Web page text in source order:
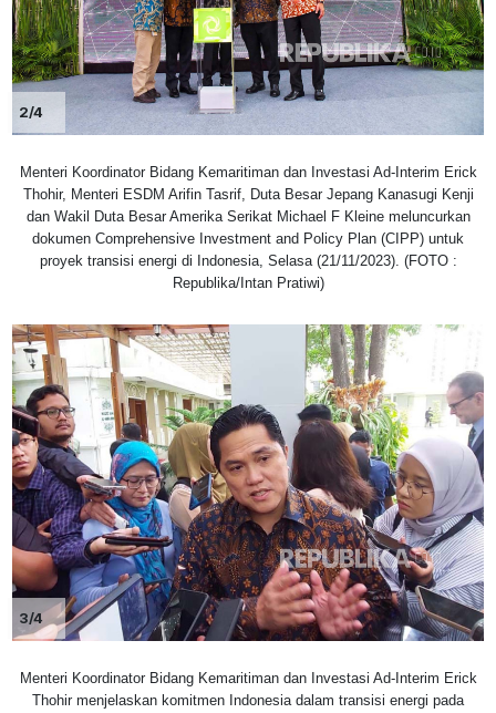
2/4
Menteri Koordinator Bidang Kemaritiman dan Investasi Ad-Interim Erick
Thohir, Menteri ESDM Arifin Tasrif, Duta Besar Jepang Kanasugi Kenji
dan Wakil Duta Besar Amerika Serikat Michael F Kleine meluncurkan
dokumen Comprehensive Investment and Policy Plan (CIPP) untuk
proyek transisi energi di Indonesia, Selasa (21/11/2023). (FOTO :
Republika/Intan Pratiwi)
3/4
Menteri Koordinator Bidang Kemaritiman dan Investasi Ad-Interim Erick
Thohir menjelaskan komitmen Indonesia dalam transisi energi pada